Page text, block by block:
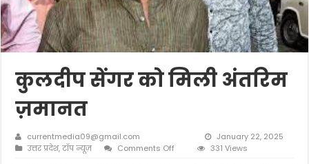
कुलदीप सेंगर को मिली अंतरिम
ज़मानत
currentmedia09@gmail.com
January 22, 2025
उत्तर प्रदेश,टॉप न्यूज़ Comments Off 331 Views